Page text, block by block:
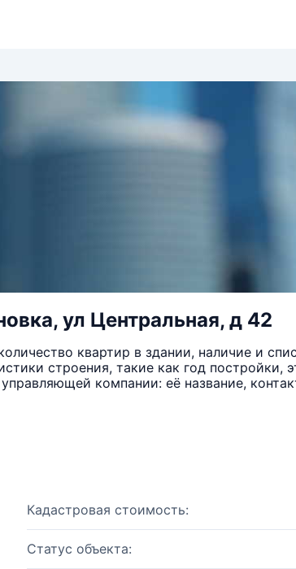
ул Центральная, д 42
квартир в здании, наличие и
строения, такие как год постройки,
компании: её название,
Кадастровая стоимость:
Статус объекта: